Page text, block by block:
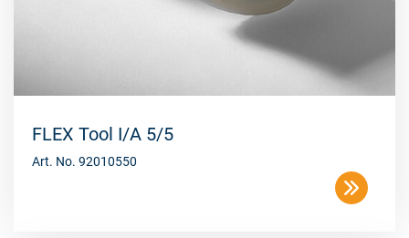
FLEX Tool I/A 5/5
Art. No. 92010550